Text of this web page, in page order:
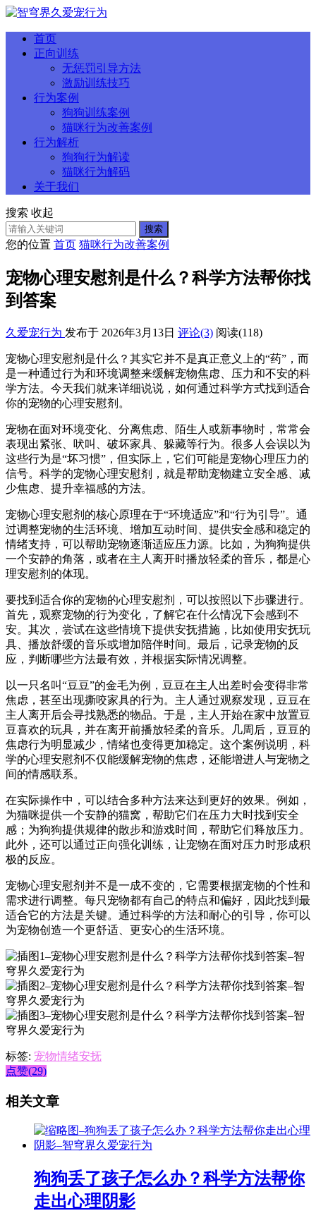
首页
正向训练
无惩罚引导方法
激励训练技巧
行为案例
狗狗训练案例
猫咪行为改善案例
行为解析
狗狗行为解读
猫咪行为解码
关于我们
搜索 收起
搜索
您的位置 首页 猫咪行为改善案例
宠物心理安慰剂是什么？科学方法帮你找
到答案
久爱宠行为 发布于 2026年3月13日 评论(3) 阅读(118)
宠物心理安慰剂是什么？其实它并不是真正意义上的“药”，而
是一种通过行为和环境调整来缓解宠物焦虑、压力和不安的科
学方法。今天我们就来详细说说，如何通过科学方式找到适合
你的宠物的心理安慰剂。
宠物在面对环境变化、分离焦虑、陌生人或新事物时，常常会
表现出紧张、吠叫、破坏家具、躲藏等行为。很多人会误以为
这些行为是“坏习惯”，但实际上，它们可能是宠物心理压力的
信号。科学的宠物心理安慰剂，就是帮助宠物建立安全感、减
少焦虑、提升幸福感的方法。
宠物心理安慰剂的核心原理在于“环境适应”和“行为引导”。通
过调整宠物的生活环境、增加互动时间、提供安全感和稳定的
情绪支持，可以帮助宠物逐渐适应压力源。比如，为狗狗提供
一个安静的角落，或者在主人离开时播放轻柔的音乐，都是心
理安慰剂的体现。
要找到适合你的宠物的心理安慰剂，可以按照以下步骤进行。
首先，观察宠物的行为变化，了解它在什么情况下会感到不
安。其次，尝试在这些情境下提供安抚措施，比如使用安抚玩
具、播放舒缓的音乐或增加陪伴时间。最后，记录宠物的反
应，判断哪些方法最有效，并根据实际情况调整。
以一只名叫“豆豆”的金毛为例，豆豆在主人出差时会变得非常
焦虑，甚至出现撕咬家具的行为。主人通过观察发现，豆豆在
主人离开后会寻找熟悉的物品。于是，主人开始在家中放置豆
豆喜欢的玩具，并在离开前播放轻柔的音乐。几周后，豆豆的
焦虑行为明显减少，情绪也变得更加稳定。这个案例说明，科
学的心理安慰剂不仅能缓解宠物的焦虑，还能增进人与宠物之
间的情感联系。
在实际操作中，可以结合多种方法来达到更好的效果。例如，
为猫咪提供一个安静的猫窝，帮助它们在压力大时找到安全
感；为狗狗提供规律的散步和游戏时间，帮助它们释放压力。
此外，还可以通过正向强化训练，让宠物在面对压力时形成积
极的反应。
宠物心理安慰剂并不是一成不变的，它需要根据宠物的个性和
需求进行调整。每只宠物都有自己的特点和偏好，因此找到最
适合它的方法是关键。通过科学的方法和耐心的引导，你可以
为宠物创造一个更舒适、更安心的生活环境。
标签: 宠物情绪安抚
点赞(29)
相关文章
狗狗丢了孩子怎么办？科学方法帮你
走出心理阴影